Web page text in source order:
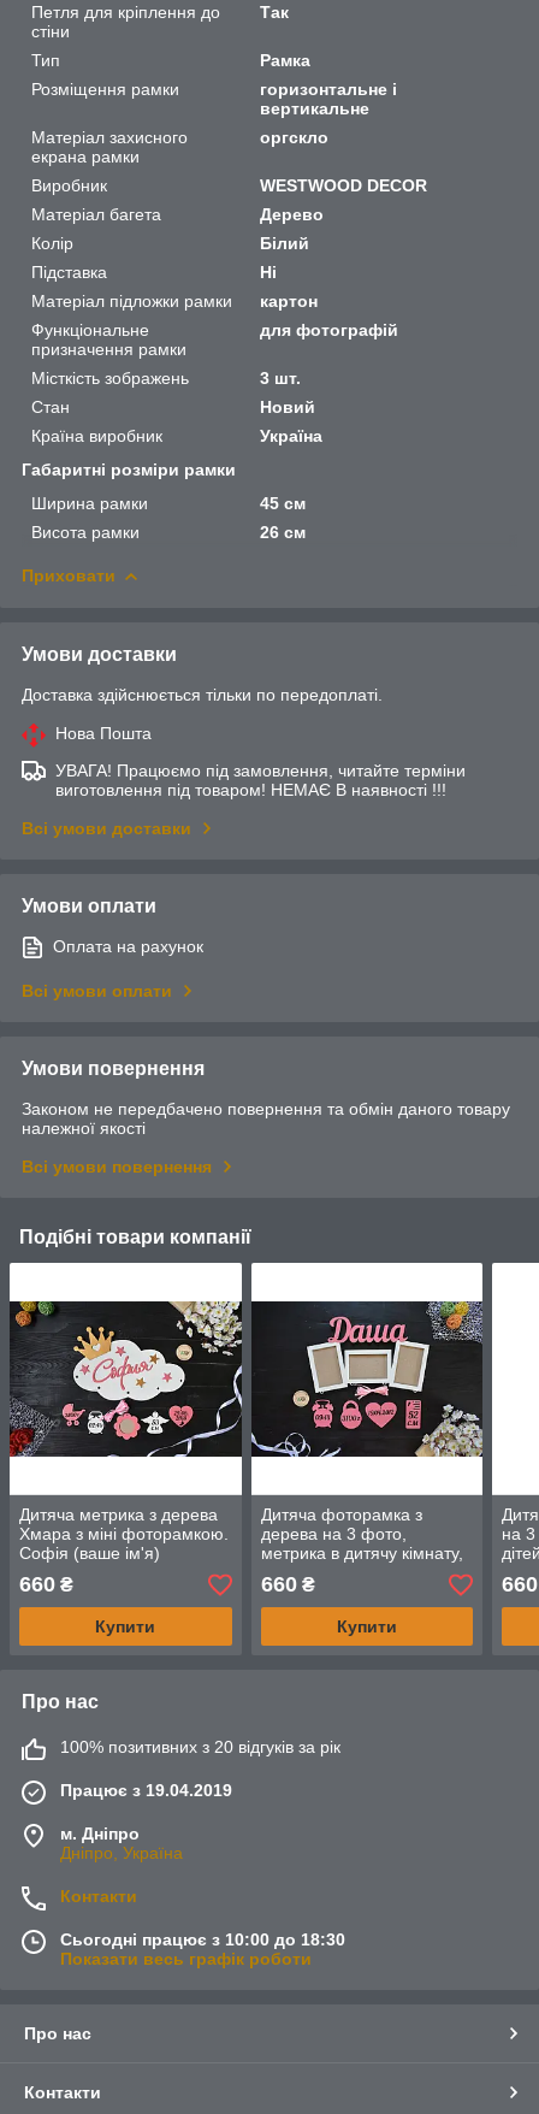
Петля для кріплення до
стіни
Так
Тип
Рамка
Розміщення рамки
горизонтальне і
вертикальне
Матеріал захисного
екрана рамки
оргскло
Виробник
WESTWOOD DECOR
Матеріал багета
Дерево
Колір
Білий
Підставка
Ні
Матеріал підложки рамки
картон
Функціональне
призначення рамки
для фотографій
Місткість зображень
3 шт.
Стан
Новий
Країна виробник
Україна
Габаритні розміри рамки
Ширина рамки
45 см
Висота рамки
26 см
Приховати
Умови доставки
Доставка здійснюється тільки по передоплаті.
Нова Пошта
УВАГА! Працюємо під замовлення, читайте терміни
виготовлення під товаром! НЕМАЄ В наявності !!!
Всі умови доставки
Умови оплати
Оплата на рахунок
Всі умови оплати
Умови повернення
Законом не передбачено повернення та обмін даного товару
належної якості
Всі умови повернення
Подібні товари компанії
Дитяча метрика з дерева
Хмара з міні фоторамкою.
Софія (ваше ім'я)
660 ₴
Купити
Дитяча фоторамка з
дерева на 3 фото,
метрика в дитячу кімнату,
фоторамка з даними.
Даша (будь-яке ім'я)
660₴
Купити
на
660
Про нас
100% позитивних з 20 відгуків за рік
Працює з 19.04.2019
м. Дніпро
Дніпро, Україна
Контакти
Сьогодні працює з 10:00 до 18:30
Показати весь графік роботи
Про нас
Контакти